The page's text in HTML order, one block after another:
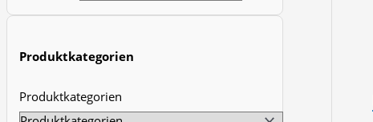
c
Produktkategorien
Produktkategorien